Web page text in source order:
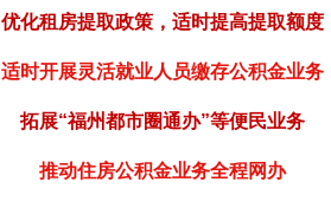
优化租房提取政策，适时提高提取额度
适时开展灵活就业人员缴存公积金业务
拓展“福州都市圈通办”等便民业务
推动住房公积金业务全程网办